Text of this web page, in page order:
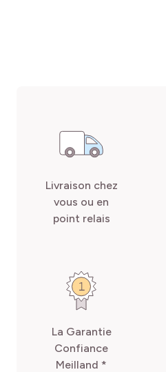
Livraison chez
vous ou en
point relais
La Garantie
Confiance
Meilland *